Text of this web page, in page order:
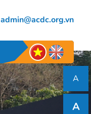
admin@acdc.org.vn
A
A